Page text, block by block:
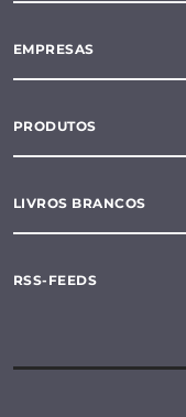
EMPRESAS
PRODUTOS
LIVROS BRANCOS
RSS-FEEDS